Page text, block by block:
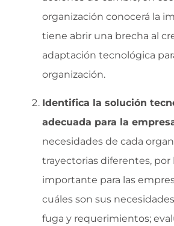
organización conocerá la
tiene abrir una brecha al
adaptación tecnológica
organización.
Identifica la solución
adecuada para la
necesidades de cada
trayectorias diferentes, por
importante para las
cuáles son sus
fuga y requerimientos;